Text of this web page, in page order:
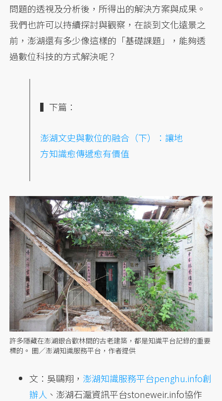
問題的透視及分析後，所得出的解決方案與成果。
我們也許可以持續探討與觀察，在談到文化遠景之
前，澎湖還有多少像這樣的「基礎課題」，能夠透
過數位科技的方式解決呢？
▍下篇：
澎湖文史與數位的融合（下）：讓地
方知識愈傳遞愈有價值
許多隱藏在澎湖銀合歡林間的古老建築，都是知識平台記錄的重要
標的。 圖／澎湖知識服務平台，作者提供
文：吳鷗翔， 澎湖知識服務平台penghu.info創
辦人 、澎湖石滬資訊平台stoneweir.info協作